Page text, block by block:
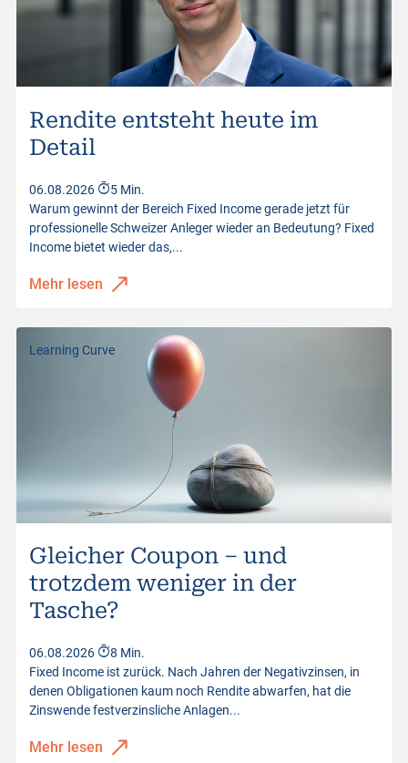
Rendite entsteht heute im
Detail
06.08.2026
5 Min.
Warum gewinnt der Bereich Fixed Income gerade jetzt für
professionelle Schweizer Anleger wieder an Bedeutung? Fixed
Income bietet wieder das,...
Mehr lesen
Learning Curve
Gleicher Coupon – und
trotzdem weniger in der
Tasche?
06.08.2026
8 Min.
Fixed Income ist zurück. Nach Jahren der Negativzinsen, in
denen Obligationen kaum noch Rendite abwarfen, hat die
Zinswende festverzinsliche Anlagen...
Mehr lesen